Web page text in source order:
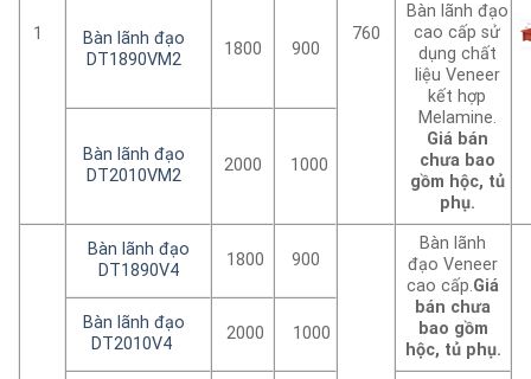
1 760
Bàn lãnh đạo
DT1890VM2
1800 900
Bàn lãnh đạo
cao cấp sử
dụng chất
liệu Veneer
kết hợp
Melamine.
Giá bán
chưa bao
gồm hộc, tủ
phụ.
Bàn lãnh đạo
DT2010VM2
2000 1000
Bàn lãnh đạo
DT1890V4
1800 900
Bàn lãnh
đạo Veneer
cao cấp.Giá
bán chưa
bao gồm
hộc, tủ phụ.
Bàn lãnh đạo
DT2010V4
2000 1000